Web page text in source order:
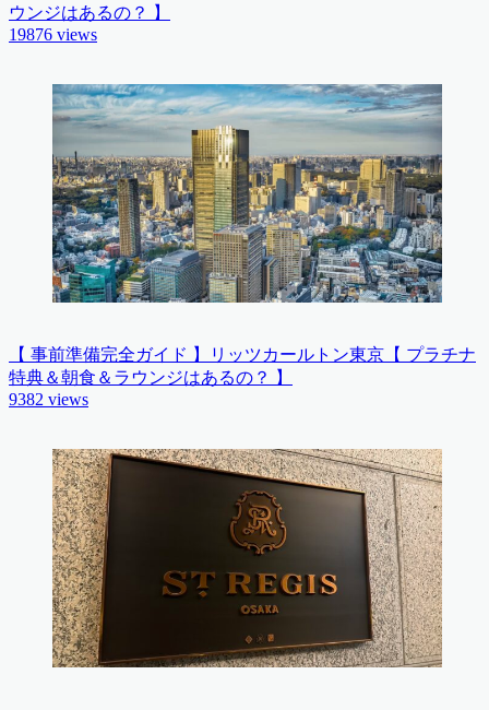
ウンジはあるの？ 】
19876 views
【 事前準備完全ガイド 】リッツカールトン東京【 プラチナ
特典＆朝食＆ラウンジはあるの？ 】
9382 views